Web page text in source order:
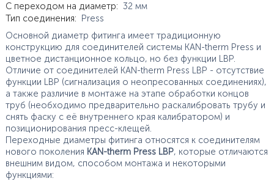
С переходом на диаметр: 32 мм
Тип соединения: Press
Основной диаметр фитинга имеет традиционную
конструкцию для соединителей системы KAN-therm Press и
цветное дистанционное кольцо, но без функции LBP.
Отличие от соединителей KAN-therm Press LBP - отсутствие
функции LBP (сигнализация о неопресованных соединениях),
а также различие в монтаже на этапе обработки концов
труб (необходимо предварительно раскалибровать трубу и
снять фаску с её внутреннего края калибратором) и
позиционирования пресс-клещей.
Переходные диаметры фитинга относятся к соединителям
нового поколения KAN-therm Press LBP, которые отличаются
внешним видом, способом монтажа и некоторыми
функциями: